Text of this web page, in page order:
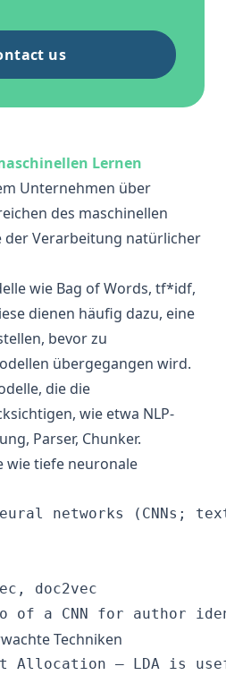
us
Lernen
Unternehmen über
des maschinellen
der Verarbeitung natürlicher
wie Bag of Words, tf*idf,
dienen häufig dazu, eine
bevor zu
übergegangen wird.
die die
wie etwa NLP-
Parser, Chunker.
wie tiefe neuronale
Techniken